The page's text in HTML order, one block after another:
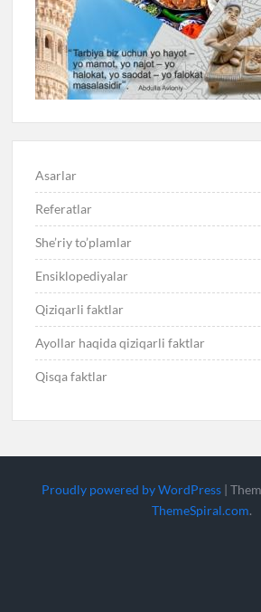
Asarlar
Referatlar
She’riy to’plamlar
Ensiklopediyalar
Qiziqarli faktlar
Ayollar haqida qiziqarli faktlar
Qisqa faktlar
Proudly powered by WordPress |
ThemeSpiral.com.